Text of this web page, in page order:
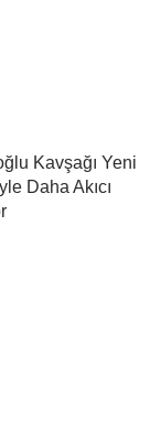
Kavşağı Yeni
Daha Akıcı